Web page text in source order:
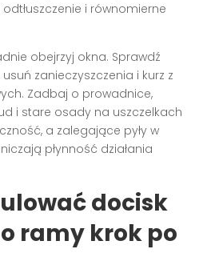
odtłuszczenie i równomierne
obejrzyj okna. Sprawdź
zanieczyszczenia i kurz z
Zadbaj o prowadnice,
i stare osady na uszczelkach
a zalegające pyły w
płynność działania
docisk
ramy krok po